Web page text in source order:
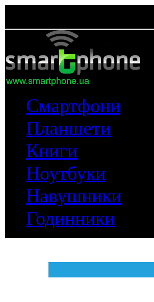
Смартфони
Планшети
Книги
Ноутбуки
Навушники
Годинники